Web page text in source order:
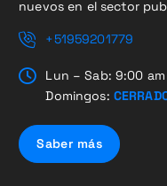
nuevos en el sector
+51959201779
Lun – Sab: 9:00
Domingos:
Saber más